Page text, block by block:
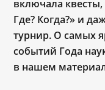
включала квесты,
Где? Когда?» и
турнир. О самых
событий Года
в нашем